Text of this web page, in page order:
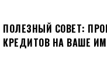
ПОЛЕЗНЫЙ СОВЕТ:
КРЕДИТОВ НА ВАШЕ